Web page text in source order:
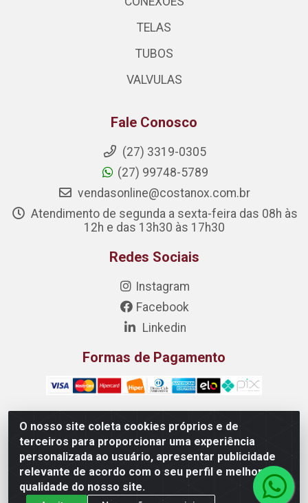
O nosso site coleta cookies próprios e de
terceiros para proporcionar uma experiência
personalizada ao usuário, apresentar publicidade
relevante de acordo com o seu perfil e melhorar a
qualidade do nosso site.
TELAS
TUBOS
VALVULAS
Fale Conosco
(27) 3319-0305
(27) 99748-5789
vendasonline@costanox.com.br
Atendimento de segunda a sexta-feira das 08h às
12h e das 13h30 às 17h30
Redes Sociais
Instagram
Facebook
Linkedin
Formas de Pagamento
Costanox Aços Inoxidaveis LTDA - Rua Quartzos 7 - Nossa
Senhora da Penha, Vila Velha/ES - CEP 29.110-172 -
05.455.609/0001-79